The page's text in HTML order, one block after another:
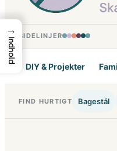
SIDELINJER
DIY & Projekter
FIND HURTIGT Bagestål
→
Indhold